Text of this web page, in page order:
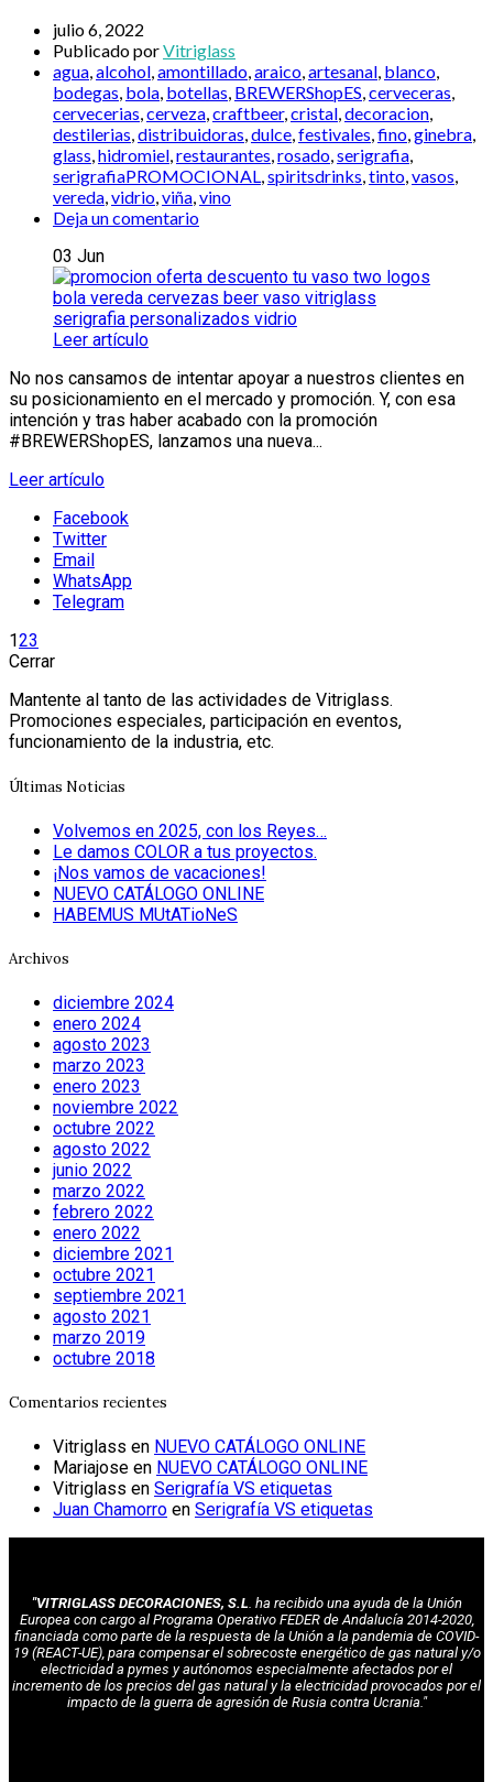
julio 6, 2022
Publicado porVitriglass
agua,alcohol,amontillado,araico,artesanal, blanco,
bodegas, bola, botellas, BREWERShopES,cerveceras,
cervecerias,cerveza,craftbeer,cristal,decoracion,
destilerias,distribuidoras,dulce,festivales,fino,ginebra,
glass,hidromiel,restaurantes,rosado,serigrafia,
serigrafiaPROMOCIONAL,spiritsdrinks,tinto,vasos,
vereda,vidrio,viña,vino
Deja un comentario
03 Jun
Leer artículo
No nos cansamos de intentar apoyar a nuestros clientes en
su posicionamiento en el mercado y promoción. Y, con esa
intención y tras haber acabado con la promoción
#BREWERShopES, lanzamos una nueva...
Leer artículo
Facebook
Twitter
Email
WhatsApp
Telegram
123
Cerrar
Mantente al tanto de las actividades de Vitriglass.
Promociones especiales, participación en eventos,
funcionamiento de la industria, etc.
Últimas Noticias
Volvemos en 2025, con los Reyes…
Le damos COLOR a tus proyectos.
¡Nos vamos de vacaciones!
NUEVO CATÁLOGO ONLINE
HABEMUS MUtATioNeS
Archivos
diciembre 2024
enero 2024
agosto 2023
marzo 2023
enero 2023
noviembre 2022
octubre 2022
agosto 2022
junio 2022
marzo 2022
febrero 2022
enero 2022
diciembre 2021
octubre 2021
septiembre 2021
agosto 2021
marzo 2019
octubre 2018
Comentarios recientes
Vitriglass en NUEVO CATÁLOGO ONLINE
Mariajose en NUEVO CATÁLOGO ONLINE
Vitriglass en Serigrafía VS etiquetas
Juan Chamorro en Serigrafía VS etiquetas
"VITRIGLASS DECORACIONES, S.L. ha recibido una ayuda de la Unión
Europea con cargo al Programa Operativo FEDER de Andalucía 2014-2020,
financiada como parte de la respuesta de la Unión a la pandemia de COVID-
19 (REACT-UE), para compensar el sobrecoste energético de gas natural y/o
electricidad a pymes y autónomos especialmente afectados por el
incremento de los precios del gas natural y la electricidad provocados por el
impacto de la guerra de agresión de Rusia contra Ucrania."